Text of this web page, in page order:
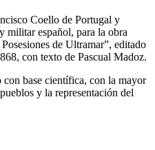
Coello de Portugal y
militar español, para la obra
de Ultramar”, editado
con texto de Pascual Madoz.
con base científica, con la mayor
y la representación del